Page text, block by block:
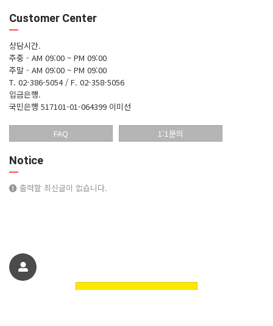
Customer Center
상담시간.
주중 - AM 09:00 ~ PM 09:00
주말 - AM 09:00 ~ PM 09:00
T. 02-386-5054 / F. 02-358-5056
입금은행.
국민은행 517101-01-064399 이미선
FAQ 1:1문의
Notice
출력할 최신글이 없습니다.
친구에게 추천하기